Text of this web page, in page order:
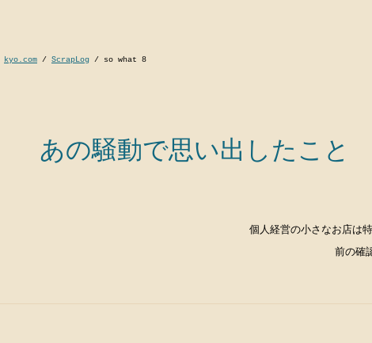
kyo.com / ScrapLog / so what 8
あの騒動で思い出したこと
個人経営の小さなお店は
前の